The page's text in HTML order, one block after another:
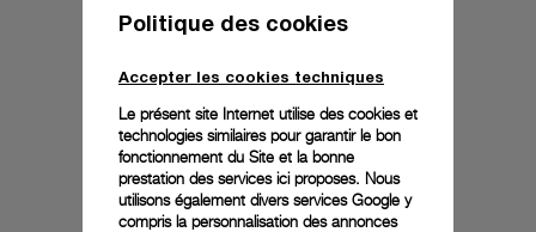
Politique des cookies
Accepter les cookies techniques
Le présent site Internet utilise des cookies et
technologies similaires pour garantir le bon
fonctionnement du Site et la bonne
prestation des services ici proposes. Nous
utilisons également divers services Google y
compris la personnalisation des annonces